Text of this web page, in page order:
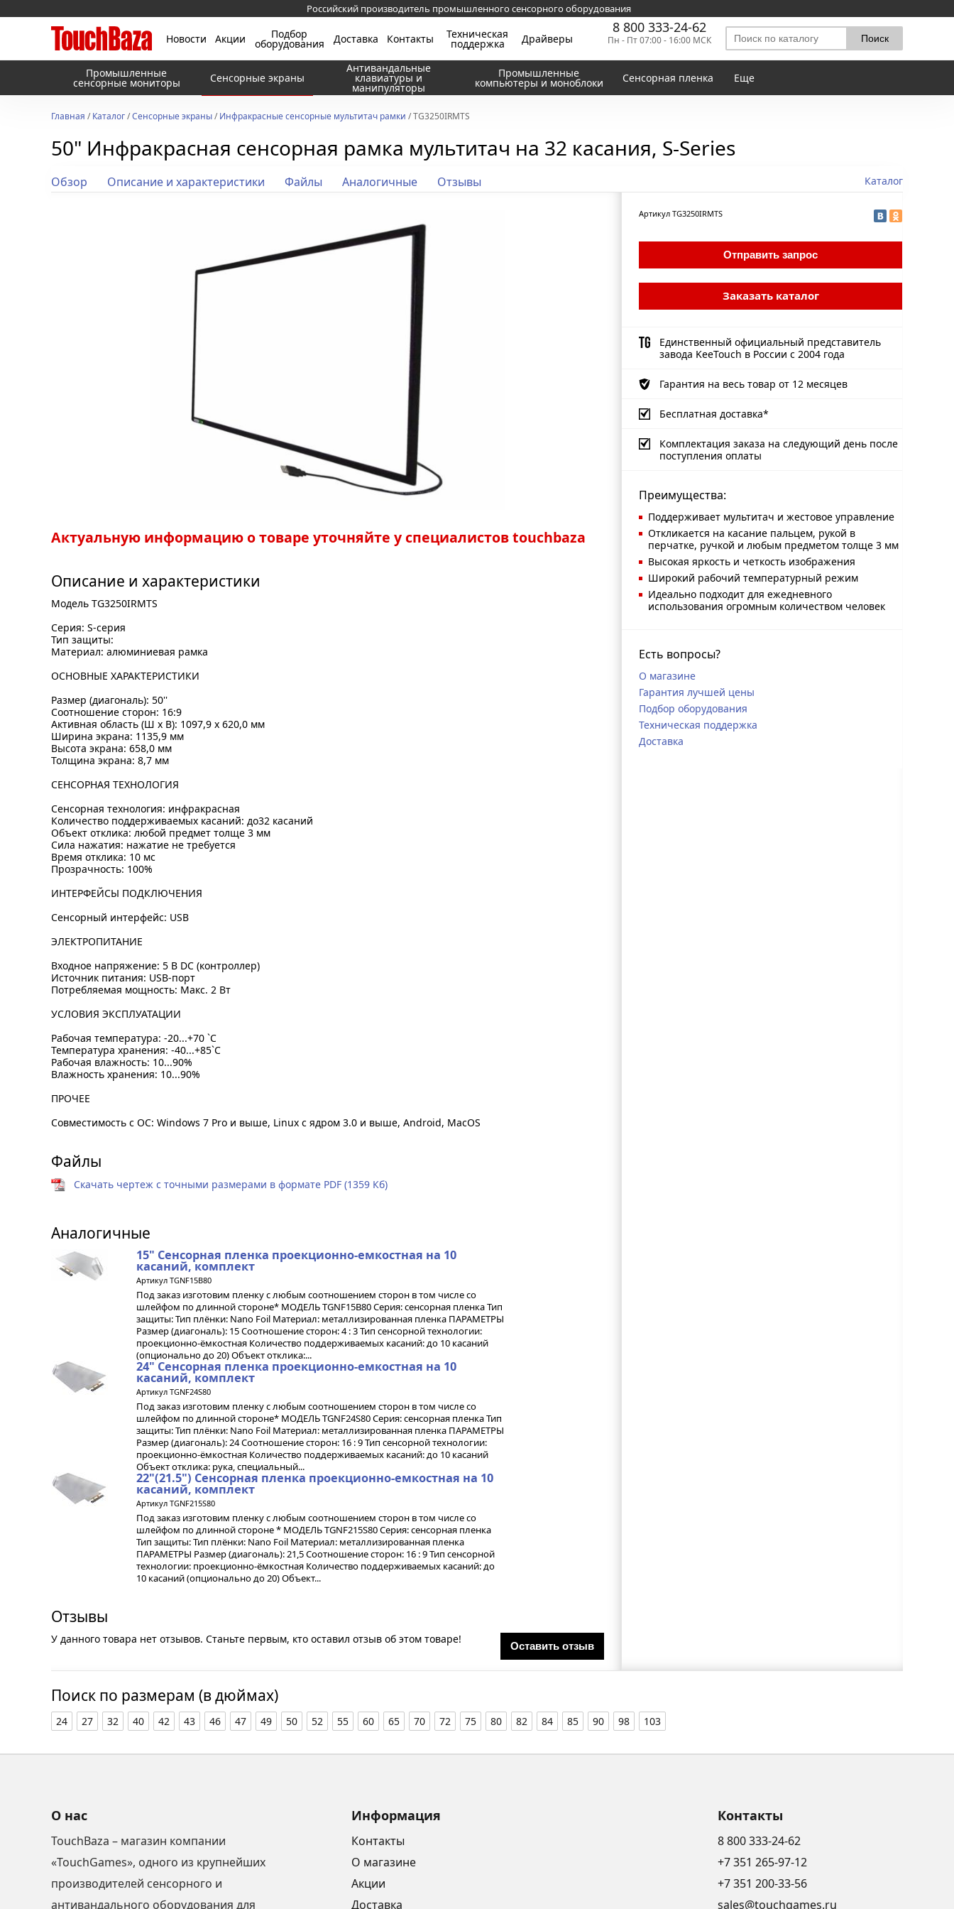
Российский производитель промышленного сенсорного оборудования
Новости Акции Подбор
оборудования Доставка Контакты Техническая
поддержка Драйверы
8 800 333-24-62
Пн - Пт 07:00 - 16:00 МСК
Промышленные
сенсорные мониторы Сенсорные экраны
Антивандальные
клавиатуры и
манипуляторы
Промышленные
компьютеры и моноблоки Сенсорная пленка Еще
Главная /Каталог/Сенсорные экраны/Инфракрасные сенсорные мультитач рамки / TG3250IRMTS
50" Инфракрасная сенсорная рамка мультитач на 32 касания, S-Series
Обзор Описание и характеристики Файлы Аналогичные Отзывы Каталог
Актуальную информацию о товаре уточняйте у специалистов touchbaza
Описание и характеристики
Модель TG3250IRMTS
Серия: S-серия
Тип защиты:
Материал: алюминиевая рамка
ОСНОВНЫЕ ХАРАКТЕРИСТИКИ
Размер (диагональ): 50''
Соотношение сторон: 16:9
Активная область (Ш x В): 1097,9 x 620,0 мм
Ширина экрана: 1135,9 мм
Высота экрана: 658,0 мм
Толщина экрана: 8,7 мм
СЕНСОРНАЯ ТЕХНОЛОГИЯ
Сенсорная технология: инфракрасная
Количество поддерживаемых касаний: до32 касаний
Объект отклика: любой предмет толще 3 мм
Сила нажатия: нажатие не требуется
Время отклика: 10 мс
Прозрачность: 100%
ИНТЕРФЕЙСЫ ПОДКЛЮЧЕНИЯ
Сенсорный интерфейс: USB
ЭЛЕКТРОПИТАНИЕ
Входное напряжение: 5 В DC (контроллер)
Источник питания: USB-порт
Потребляемая мощность: Макс. 2 Вт
УСЛОВИЯ ЭКСПЛУАТАЦИИ
Рабочая температура: -20...+70 `C
Температура хранения: -40...+85`C
Рабочая влажность: 10...90%
Влажность хранения: 10...90%
ПРОЧЕЕ
Совместимость с ОС: Windows 7 Pro и выше, Linux с ядром 3.0 и выше, Android, MacOS
Файлы
Скачать чертеж с точными размерами в формате PDF (1359 Кб)
Аналогичные
15" Сенсорная пленка проекционно-емкостная на 10
касаний, комплект
Артикул TGNF15B80
Под заказ изготовим пленку с любым соотношением сторон в том числе со
шлейфом по длинной стороне* МОДЕЛЬ TGNF15B80 Серия: сенсорная пленка Тип
защиты: Тип плёнки: Nano Foil Материал: металлизированная пленка ПАРАМЕТРЫ
Размер (диагональ): 15 Соотношение сторон: 4 : 3 Тип сенсорной технологии:
проекционно-ёмкостная Количество поддерживаемых касаний: до 10 касаний
(опционально до 20) Объект отклика:...
24" Сенсорная пленка проекционно-емкостная на 10
касаний, комплект
Артикул TGNF24S80
Под заказ изготовим пленку с любым соотношением сторон в том числе со
шлейфом по длинной стороне* МОДЕЛЬ TGNF24S80 Серия: сенсорная пленка Тип
защиты: Тип плёнки: Nano Foil Материал: металлизированная пленка ПАРАМЕТРЫ
Размер (диагональ): 24 Соотношение сторон: 16 : 9 Тип сенсорной технологии:
проекционно-ёмкостная Количество поддерживаемых касаний: до 10 касаний
Объект отклика: рука, специальный...
22"(21.5") Сенсорная пленка проекционно-емкостная на 10
касаний, комплект
Артикул TGNF215S80
Под заказ изготовим пленку с любым соотношением сторон в том числе со
шлейфом по длинной стороне * МОДЕЛЬ TGNF215S80 Серия: сенсорная пленка
Тип защиты: Тип плёнки: Nano Foil Материал: металлизированная пленка
ПАРАМЕТРЫ Размер (диагональ): 21,5 Соотношение сторон: 16 : 9 Тип сенсорной
технологии: проекционно-ёмкостная Количество поддерживаемых касаний: до
10 касаний (опционально до 20) Объект...
Отзывы
Оставить отзыв
У данного товара нет отзывов. Станьте первым, кто оставил отзыв об этом товаре!
Артикул TG3250IRMTS
Отправить запрос
Заказать каталог
Единственный официальный представитель
завода KeeTouch в России с 2004 года
Гарантия на весь товар от 12 месяцев
Бесплатная доставка*
Комплектация заказа на следующий день после
поступления оплаты
Преимущества:
Поддерживает мультитач и жестовое управление
Откликается на касание пальцем, рукой в
перчатке, ручкой и любым предметом толще 3 мм
Высокая яркость и четкость изображения
Широкий рабочий температурный режим
Идеально подходит для ежедневного
использования огромным количеством человек
Есть вопросы?
О магазине
Гарантия лучшей цены
Подбор оборудования
Техническая поддержка
Доставка
Поиск по размерам (в дюймах)
24 27 32 40 42 43 46 47 49 50 52 55 60 65 70 72 75 80 82 84 85 90 98 103
О нас
TouchBaza – магазин компании
«TouchGames», одного из крупнейших
производителей сенсорного и
антивандального оборудования для
Информация
Контакты
О магазине
Акции
Доставка
Контакты
8 800 333-24-62
+7 351 265-97-12
+7 351 200-33-56
sales@touchgames.ru